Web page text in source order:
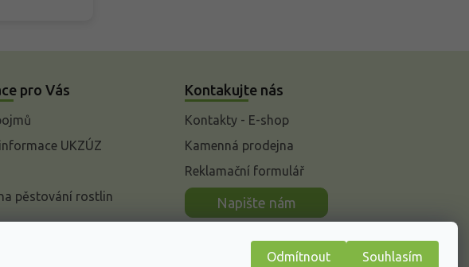
Odmítnout Souhlasím
pro Vás
UKZÚZ
pěstování rostlin
Kontakujte nás
Kontakty - E-shop
Kamenná prodejna
Reklamační formulář
Napište nám